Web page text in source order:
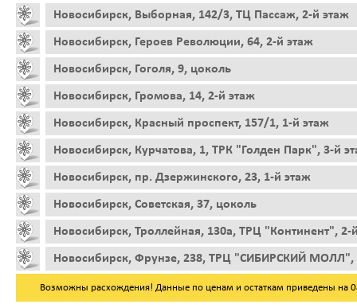
Новосибирск, Выборная, 142/3, ТЦ Пассаж, 2-й этаж
Новосибирск, Героев Революции, 64, 2-й этаж
Новосибирск, Гоголя, 9, цоколь
Новосибирск, Громова, 14, 2-й этаж
Новосибирск, Красный проспект, 157/1, 1-й этаж
Новосибирск, Курчатова, 1, ТРК "Голден Парк", 3-й
Новосибирск, пр. Дзержинского, 23, 1-й этаж
Новосибирск, Советская, 37, цоколь
Новосибирск, Троллейная, 130а, ТРЦ "Континент", 2-
Новосибирск, Фрунзе, 238, ТРЦ "СИБИРСКИЙ МОЛЛ",
Возможны расхождения! Данные по ценам и остаткам приведены на